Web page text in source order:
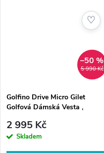
5 990 Kč
–50 %
Golfino Drive Micro Gilet
Golfová Dámská Vesta ,
2 995 Kč
Skladem
♡